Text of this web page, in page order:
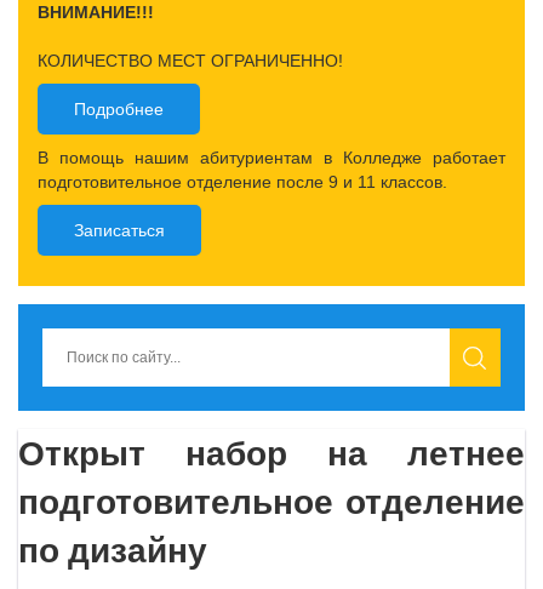
ВНИМАНИЕ!!!
КОЛИЧЕСТВО МЕСТ ОГРАНИЧЕННО!
Подробнее
В помощь нашим абитуриентам в Колледже работает
подготовительное отделение после 9 и 11 классов.
Записаться
Открыт набор на летнее
подготовительное отделение
по дизайну